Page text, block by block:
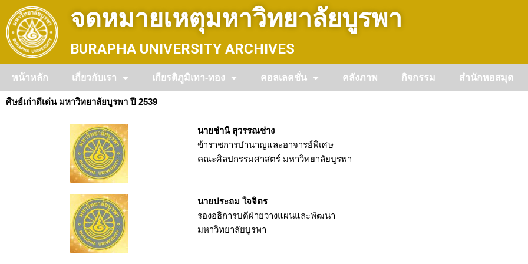
content
จดหมายเหตุมหาวิทยาลัยบูรพา
BURAPHA UNIVERSITY ARCHIVES
หน้าหลัก เกี่ยวกับเรา เกียรติภูมิเทา-ทอง คอลเลคชั่น คลังภาพ กิจกรรม สำนักหอสมุด
ศิษย์เก่าดีเด่น มหาวิทยาลัยบูรพา ปี 2539
นายชำนิ สุวรรณช่าง
ข้าราชการบำนาญและอาจารย์พิเศษ
คณะศิลปกรรมศาสตร์ มหาวิทยาลัยบูรพา
นายประถม ใจจิตร
รองอธิการบดีฝ่ายวางแผนและพัฒนา
มหาวิทยาลัยบูรพา